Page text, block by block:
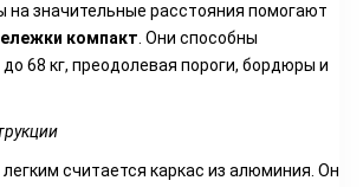
на значительные расстояния помогают
компакт . Они способны
68 кг, преодолевая пороги, бордюры и
считается каркас из алюминия. Он